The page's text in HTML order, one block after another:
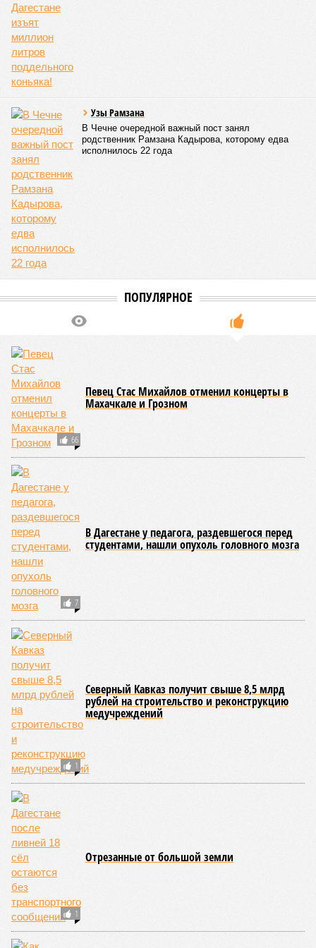
Узы Рамзана
В Чечне очередной важный пост занял
родственник Рамзана Кадырова, которому едва
исполнилось 22 года
ПОПУЛЯРНОЕ
66
Певец Стас Михайлов отменил концерты в
Махачкале и Грозном
7
В Дагестане у педагога, раздевшегося перед
студентами, нашли опухоль головного мозга
1
Северный Кавказ получит свыше 8,5 млрд
рублей на строительство и реконструкцию
медучреждений
1
Отрезанные от большой земли